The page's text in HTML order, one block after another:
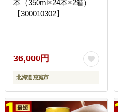
本（350ml×24本×2箱）
【300010302】
36,000円
北海道 恵庭市